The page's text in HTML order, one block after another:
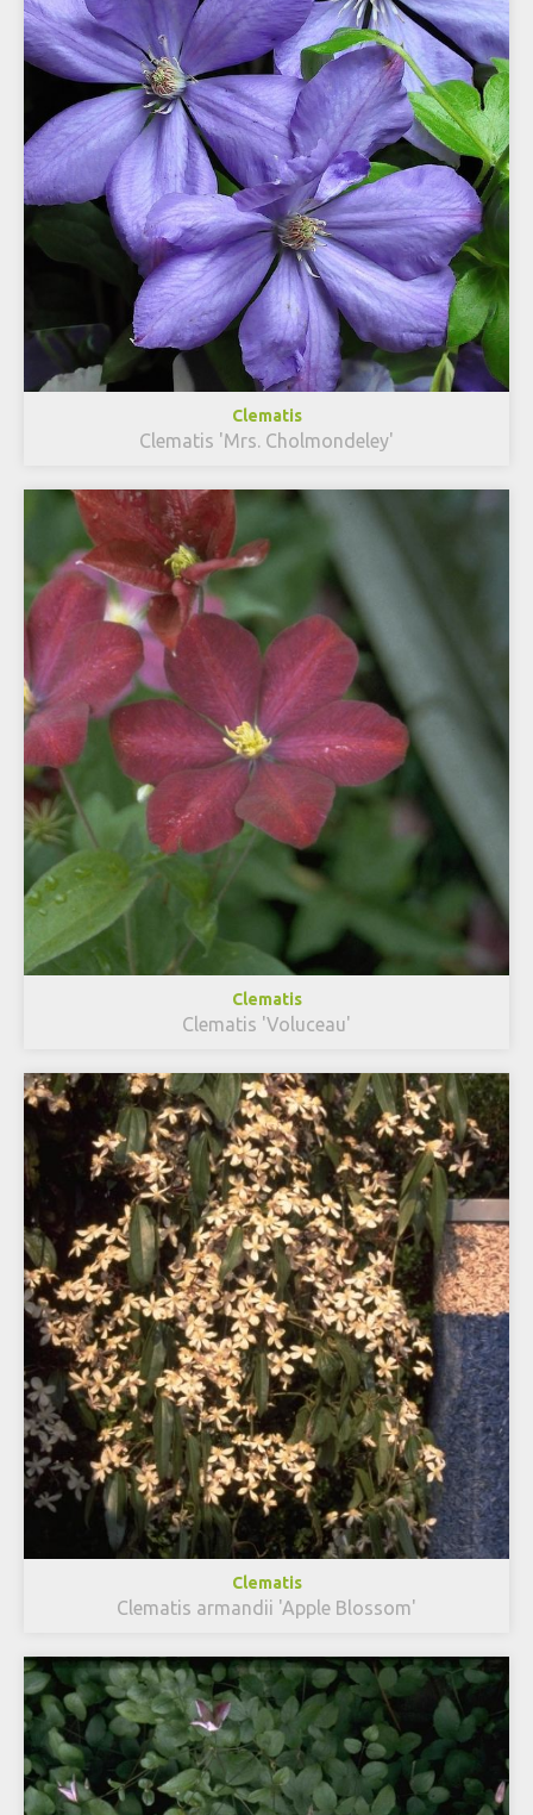
Clematis
Clematis 'Mrs. Cholmondeley'
Clematis
Clematis 'Voluceau'
Clematis
Clematis armandii 'Apple Blossom'